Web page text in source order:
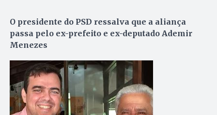
O presidente do PSD ressalva que a aliança
passa pelo ex-prefeito e ex-deputado Ademir
Menezes